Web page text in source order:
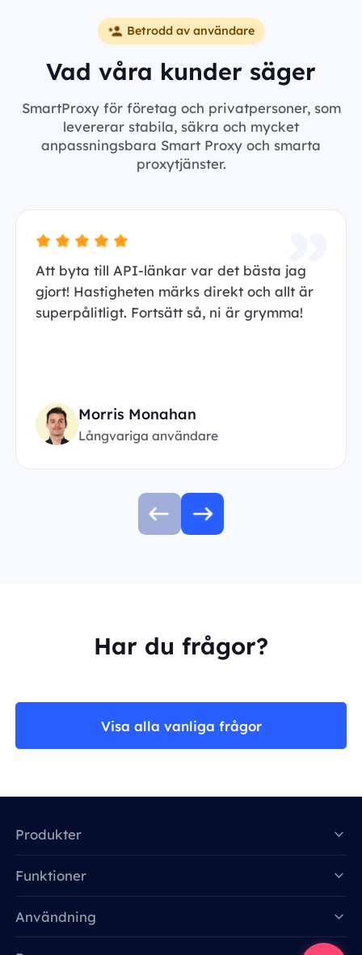
Betrodd av användare
Vad våra kunder säger
SmartProxy för företag och privatpersoner, som
levererar stabila, säkra och mycket
anpassningsbara Smart Proxy och smarta
proxytjänster.
Att byta till API-länkar var det bästa jag
gjort! Hastigheten märks direkt och allt är
superpålitligt. Fortsätt så, ni är grymma!
Morris Monahan
Långvariga användare
Har du frågor?
Visa alla vanliga frågor
Produkter
Funktioner
Användning